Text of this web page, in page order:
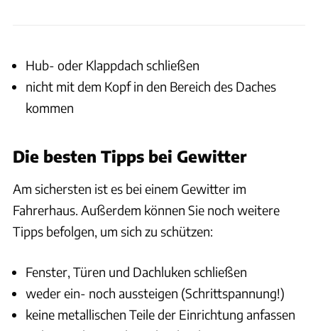
Hub- oder Klappdach schließen
nicht mit dem Kopf in den Bereich des Daches
kommen
Die besten Tipps bei Gewitter
Am sichersten ist es bei einem Gewitter im
Fahrerhaus. Außerdem können Sie noch weitere
Tipps befolgen, um sich zu schützen:
Fenster, Türen und Dachluken schließen
weder ein- noch aussteigen (Schrittspannung!)
keine metallischen Teile der Einrichtung anfassen